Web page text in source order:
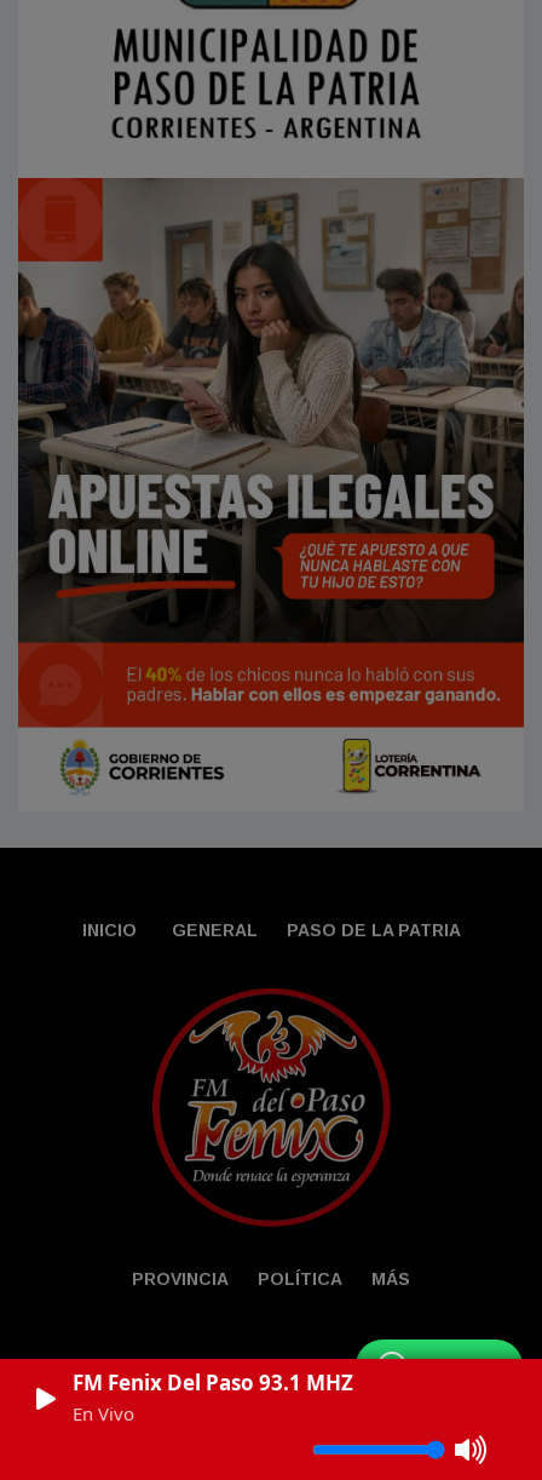
FM Fenix Del Paso 93.1 MHZ
En Vivo
WhatsApp
INICIO GENERAL PASO DE LA PATRIA
PROVINCIA POLÍTICA MÁS
© Powered by LocucionAR